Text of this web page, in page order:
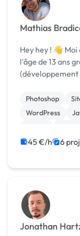
Mathias
Hey hey ! 👋
l'âge de 13 ans
(développement
l'armée dans la
renseig...
Photoshop
WordPress
45 €/h 6
Jonathan